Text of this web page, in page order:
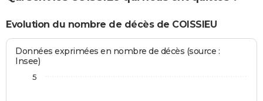
Evolution du nombre de décès de COISSIEU
Données exprimées en nombre de décès (source :
Insee)
5